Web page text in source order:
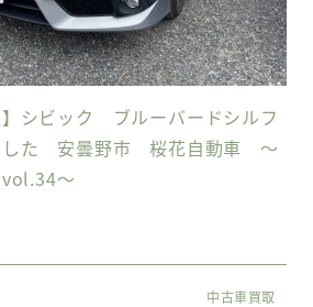
】シビック ブルーバードシルフ
た 安曇野市 桜花自動車 〜
〜
中古車買取